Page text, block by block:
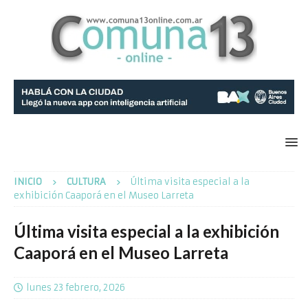
INICIO CULTURA
Última visita especial a la
exhibición Caaporá en el Museo Larreta
Última visita especial a la exhibición
Caaporá en el Museo Larreta
lunes 23 febrero, 2026